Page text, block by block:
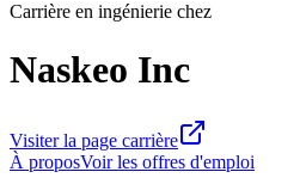
Carrière en ingénierie chez
Naskeo Inc
Visiter la page carrière
À proposVoir les offres d'emploi